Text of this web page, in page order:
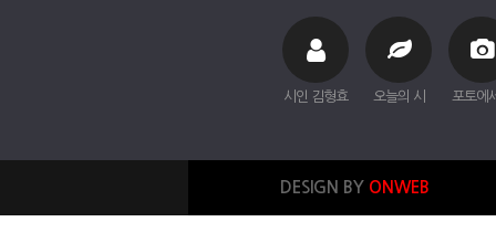
시인 김형효 오늘의 시 포토에
DESIGN BY ONWEB